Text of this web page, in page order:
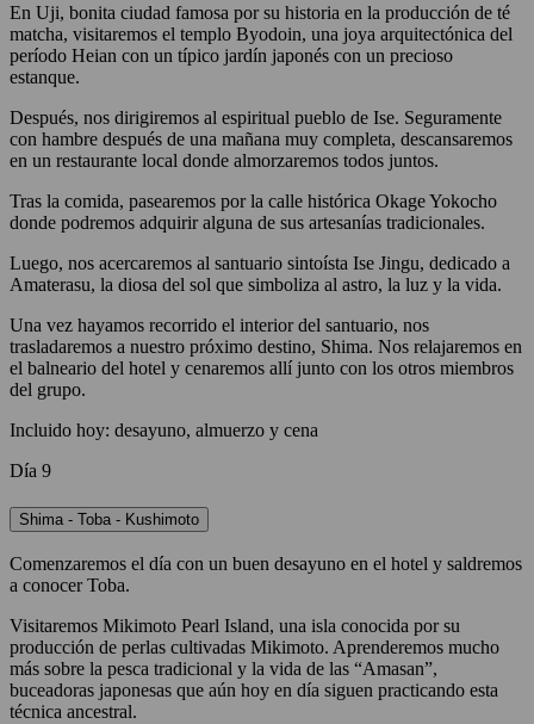
En Uji, bonita ciudad famosa por su historia en la producción de té
matcha, visitaremos el templo Byodoin, una joya arquitectónica del
período Heian con un típico jardín japonés con un precioso
estanque.
Después, nos dirigiremos al espiritual pueblo de Ise. Seguramente
con hambre después de una mañana muy completa, descansaremos
en un restaurante local donde almorzaremos todos juntos.
Tras la comida, pasearemos por la calle histórica Okage Yokocho
donde podremos adquirir alguna de sus artesanías tradicionales.
Luego, nos acercaremos al santuario sintoísta Ise Jingu, dedicado a
Amaterasu, la diosa del sol que simboliza al astro, la luz y la vida.
Una vez hayamos recorrido el interior del santuario, nos
trasladaremos a nuestro próximo destino, Shima. Nos relajaremos en
el balneario del hotel y cenaremos allí junto con los otros miembros
del grupo.
Incluido hoy: desayuno, almuerzo y cena
Día 9
Shima - Toba - Kushimoto
Comenzaremos el día con un buen desayuno en el hotel y saldremos
a conocer Toba.
Visitaremos Mikimoto Pearl Island, una isla conocida por su
producción de perlas cultivadas Mikimoto. Aprenderemos mucho
más sobre la pesca tradicional y la vida de las “Amasan”,
buceadoras japonesas que aún hoy en día siguen practicando esta
técnica ancestral.